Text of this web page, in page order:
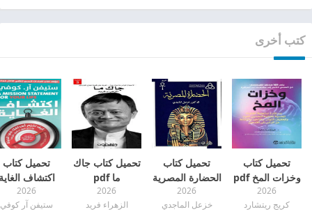
كتب أخرى
تحميل كتاب
وخزات المخ pdf
2026
كريج ريتشارد
تحميل كتاب
الحضارة المصرية
pdf
2026
خزعل الماجدي
تحميل كتاب جاك
ما pdf
2026
الزهراء فريد
تحميل كتاب
اكتشاف
pdf
2026
ستيفن آر كوفي